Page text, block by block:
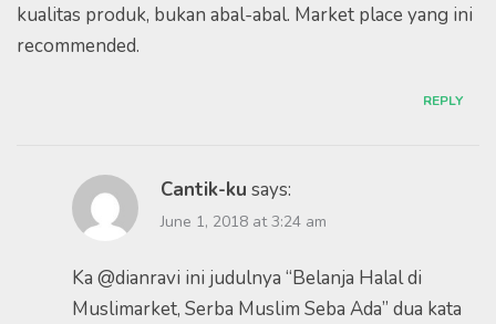
kualitas produk, bukan abal-abal. Market place yang ini
recommended.
REPLY
Cantik-ku says:
June 1, 2018 at 3:24 am
Ka @dianravi ini judulnya “Belanja Halal di
Muslimarket, Serba Muslim Seba Ada” dua kata